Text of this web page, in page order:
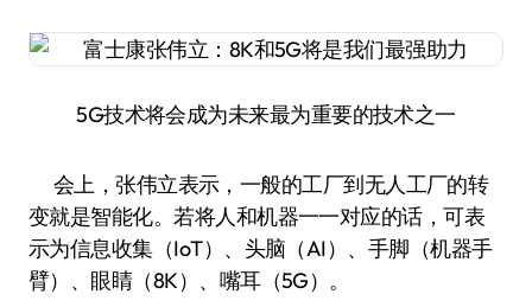
5G技术将会成为未来最为重要的技术之一
会上，张伟立表示，一般的工厂到无人工厂的转
变就是智能化。若将人和机器一一对应的话，可表
示为信息收集（IoT）、头脑（AI）、手脚（机器手
臂）、眼睛（8K）、嘴耳（5G）。